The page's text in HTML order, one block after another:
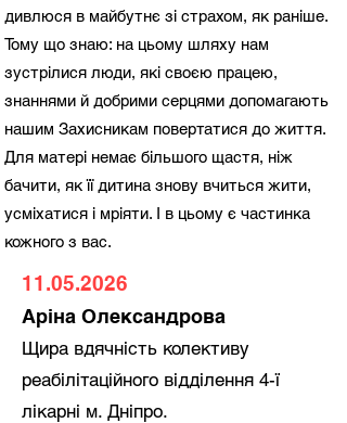
дивлюся в майбутнє зі страхом, як раніше.
Тому що знаю: на цьому шляху нам
зустрілися люди, які своєю працею,
знаннями й добрими серцями допомагають
нашим Захисникам повертатися до життя.
Для матері немає більшого щастя, ніж
бачити, як її дитина знову вчиться жити,
усміхатися і мріяти. І в цьому є частинка
кожного з вас.
11.05.2026
Аріна Олександрова
Щира вдячність колективу
реабілітаційного відділення 4-ї
лікарні м. Дніпро.